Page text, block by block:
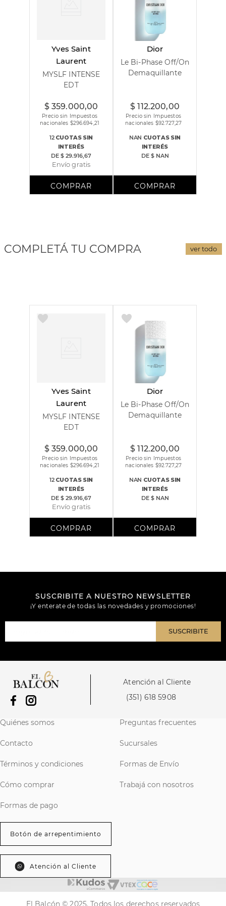
60 ml
Yves Saint
Laurent
MYSLF INTENSE
EDT
$ 359.000,00
Precio sin Impuestos
nacionales $296.694,21
12CUOTAS SIN
INTERÉS
DE $ 29.916,67
Envío gratis
Dior
Le Bi-Phase Off/On
Demaquillante
$ 112.200,00
Precio sin Impuestos
nacionales $92.727,27
NAN CUOTAS SIN
INTERÉS
DE $ NAN
COMPLETÁ TU COMPRA ver todo
60 ml
Yves Saint
Laurent
MYSLF INTENSE
EDT
$ 359.000,00
Precio sin Impuestos
nacionales $296.694,21
12CUOTAS SIN
INTERÉS
DE $ 29.916,67
Envío gratis
Dior
Le Bi-Phase Off/On
Demaquillante
$ 112.200,00
Precio sin Impuestos
nacionales $92.727,27
NAN CUOTAS SIN
INTERÉS
DE $ NAN
SUSCRIBITE A NUESTRO NEWSLETTER
¡Y enterate de todas las novedades y promociones!
SUSCRIBITE
Atención al Cliente
(351) 618 5908
Quiénes somos Preguntas frecuentes
Contacto Sucursales
Términos y condiciones Formas de Envío
Cómo comprar Trabajá con nosotros
Formas de pago
Botón de arrepentimiento
Atención al Cliente
El Balcón © 2025. Todos los derechos reservados